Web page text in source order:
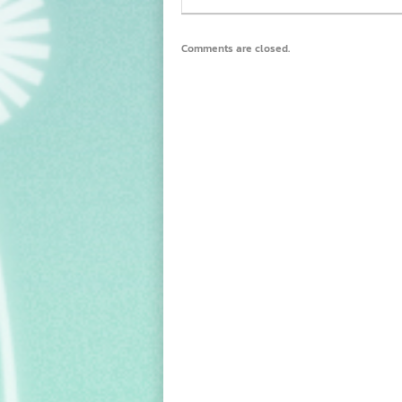
Comments are closed.